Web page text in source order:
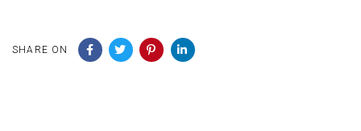
SHARE ON